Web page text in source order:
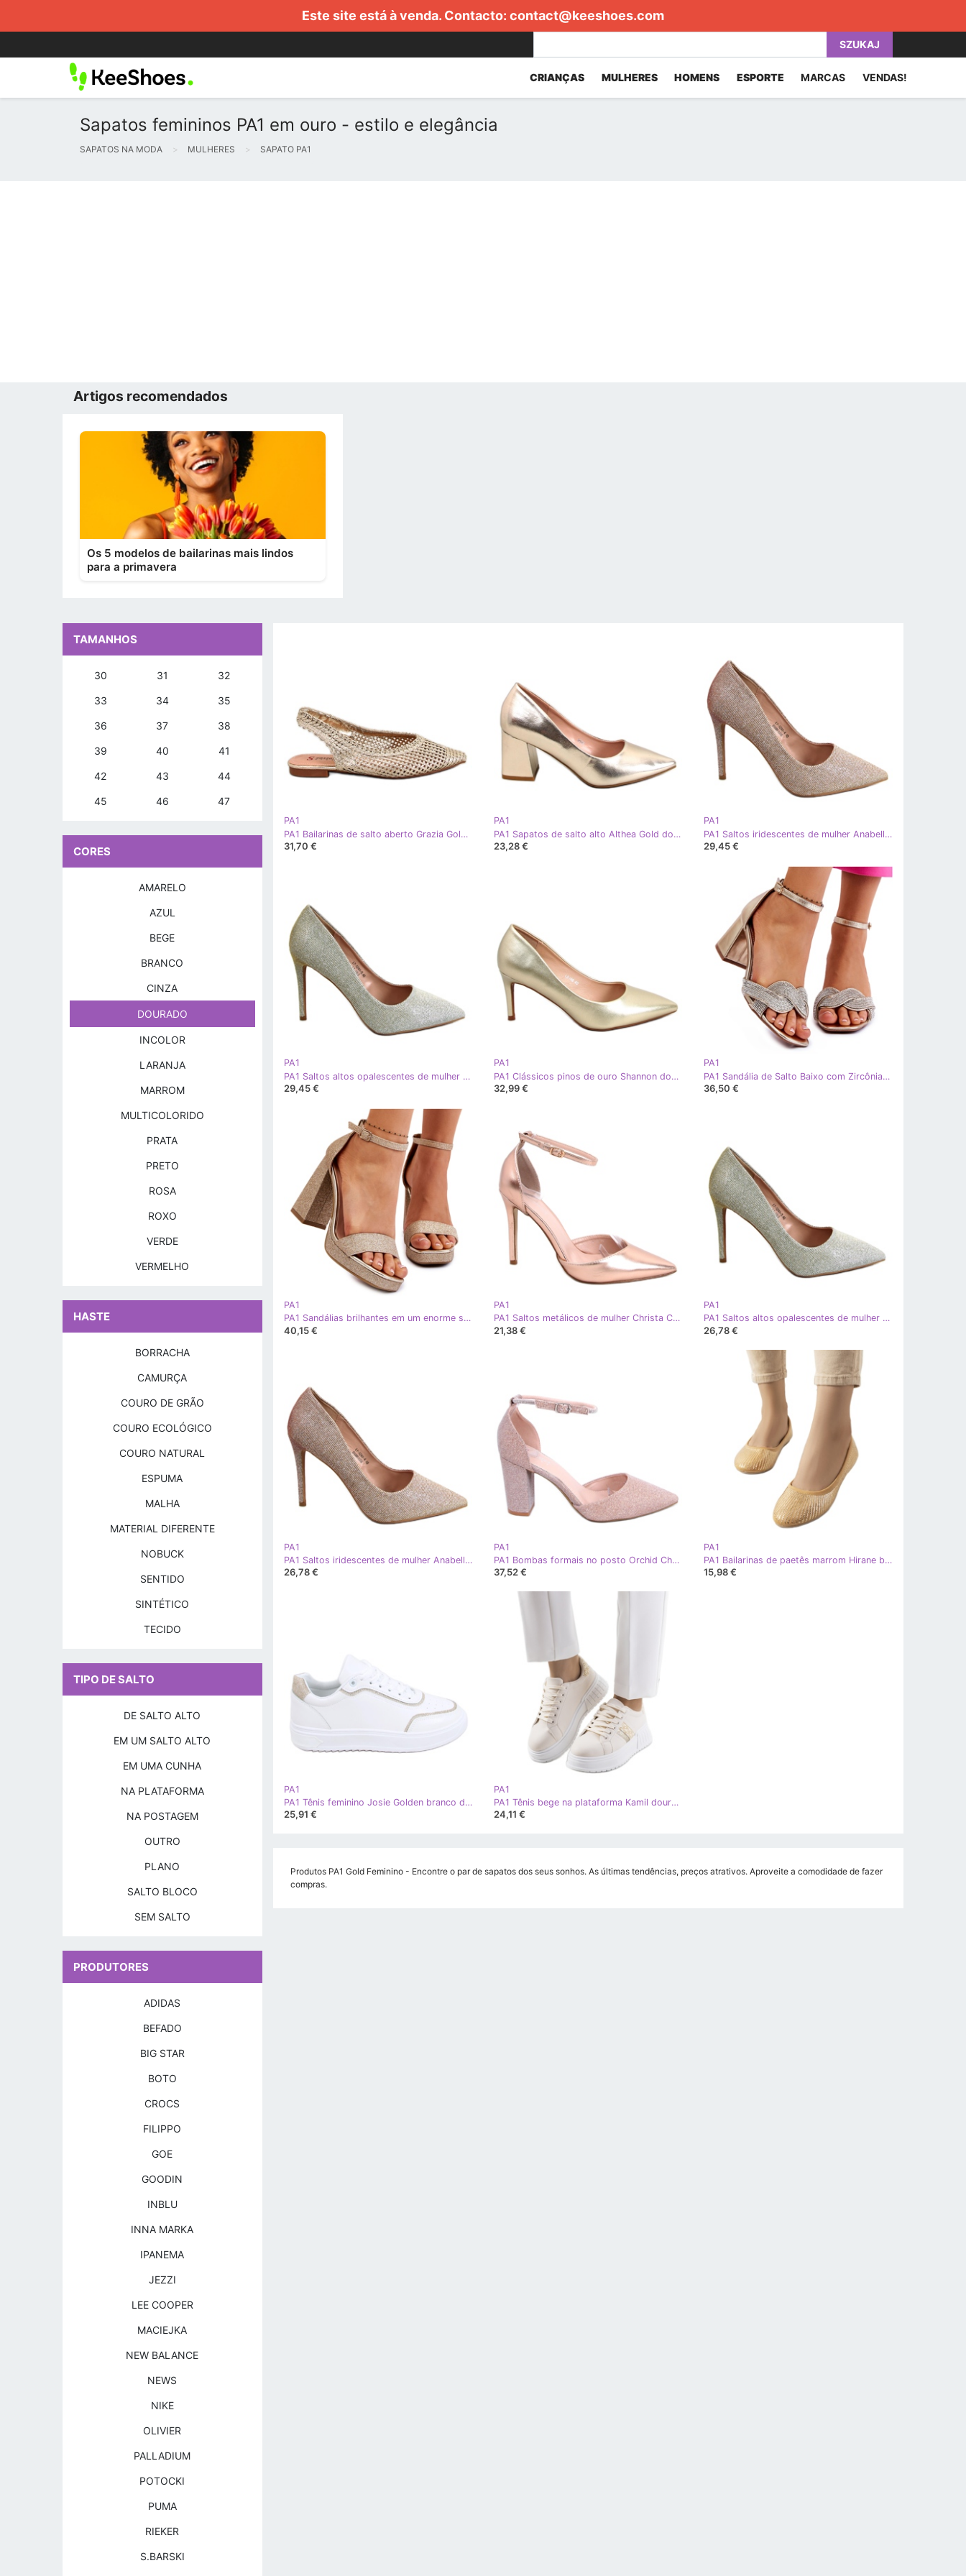
Este site está à venda. Contacto: contact@keeshoes.com
SZUKAJ
CRIANÇAS MULHERES HOMENS ESPORTE MARCAS VENDAS!
Sapatos femininos PA1 em ouro - estilo e elegância
SAPATOS NA MODA MULHERES SAPATO PA1
Artigos recomendados
Os 5 modelos de bailarinas mais lindos
para a primavera
PA1
PA1 Bailarinas de salto aberto Grazia Gold Openwork dourado
31,70 €
PA1
PA1 Sapatos de salto alto Althea Gold dourado
23,28 €
PA1
PA1 Saltos iridescentes de mulher Anabelle Champagne bege dourado
29,45 €
PA1
PA1 Saltos altos opalescentes de mulher Anabelle LT.GOLD dourado
29,45 €
PA1
PA1 Clássicos pinos de ouro Shannon dourado
32,99 €
PA1
PA1 Sandália de Salto Baixo com Zircônias Monra Douradas dourado
36,50 €
PA1
PA1 Sandálias brilhantes em um enorme salto dourado Calmi
40,15 €
PA1
PA1 Saltos metálicos de mulher Christa Champagne dourado
21,38 €
PA1
PA1 Saltos altos opalescentes de mulher Anabelle LT.GOLD dourado
26,78 €
PA1
PA1 Saltos iridescentes de mulher Anabelle Champagne rosa dourado
26,78 €
PA1
PA1 Bombas formais no posto Orchid Champagne dourado
37,52 €
PA1
PA1 Bailarinas de paetês marrom Hirane bege dourado
15,98 €
PA1
PA1 Tênis feminino Josie Golden branco dourado
25,91 €
PA1
PA1 Tênis bege na plataforma Kamil dourado
24,11 €
Produtos PA1 Gold Feminino - Encontre o par de sapatos dos seus sonhos. As últimas tendências, preços atrativos. Aproveite a comodidade de fazer
compras.
TAMANHOS
30 31 32
33 34 35
36 37 38
39 40 41
42 43 44
45 46 47
CORES
AMARELO
AZUL
BEGE
BRANCO
CINZA
DOURADO
INCOLOR
LARANJA
MARROM
MULTICOLORIDO
PRATA
PRETO
ROSA
ROXO
VERDE
VERMELHO
HASTE
BORRACHA
CAMURÇA
COURO DE GRÃO
COURO ECOLÓGICO
COURO NATURAL
ESPUMA
MALHA
MATERIAL DIFERENTE
NOBUCK
SENTIDO
SINTÉTICO
TECIDO
TIPO DE SALTO
DE SALTO ALTO
EM UM SALTO ALTO
EM UMA CUNHA
NA PLATAFORMA
NA POSTAGEM
OUTRO
PLANO
SALTO BLOCO
SEM SALTO
PRODUTORES
ADIDAS
BEFADO
BIG STAR
BOTO
CROCS
FILIPPO
GOE
GOODIN
INBLU
INNA MARKA
IPANEMA
JEZZI
LEE COOPER
MACIEJKA
NEW BALANCE
NEWS
NIKE
OLIVIER
PALLADIUM
POTOCKI
PUMA
RIEKER
S.BARSKI